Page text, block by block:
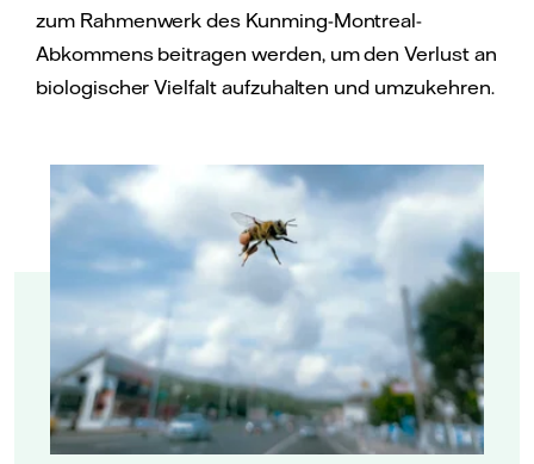
zum Rahmenwerk des Kunming-Montreal-
Abkommens beitragen werden, um den Verlust an
biologischer Vielfalt aufzuhalten und umzukehren.